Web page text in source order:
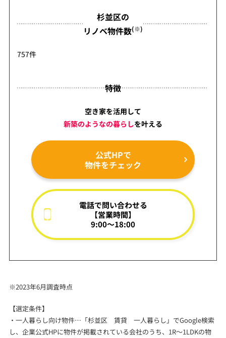
杉並区の
リノベ物件数(※)
757件
特徴
空き家を活用して
新築のようなの暮らしを叶える
公式HPで
物件をチェック
電話で問い合わせる
【営業時間】
9:00～18:00
※2023年6月調査時点
【選定条件】
・一人暮らし向け物件…「杉並区 賃貸 一人暮らし」でGoogle検索
し、企業公式HPに物件が掲載されている会社のうち、1R～1LDKの物